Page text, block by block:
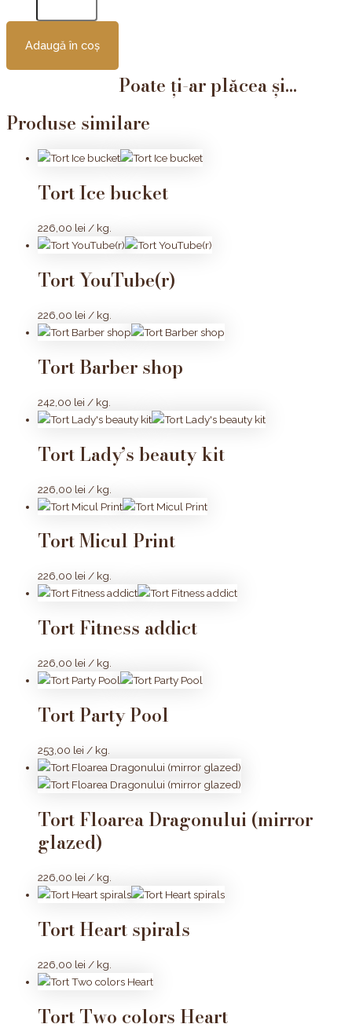
Adaugă în coș
Poate ți-ar plăcea și...
Produse similare
Tort Ice bucket
226,00 lei / kg.
Tort YouTube(r)
226,00 lei / kg.
Tort Barber shop
242,00 lei / kg.
Tort Lady’s beauty kit
226,00 lei / kg.
Tort Micul Print
226,00 lei / kg.
Tort Fitness addict
226,00 lei / kg.
Tort Party Pool
253,00 lei / kg.
Tort Floarea Dragonului (mirror
glazed)
226,00 lei / kg.
Tort Heart spirals
226,00 lei / kg.
Tort Two colors Heart